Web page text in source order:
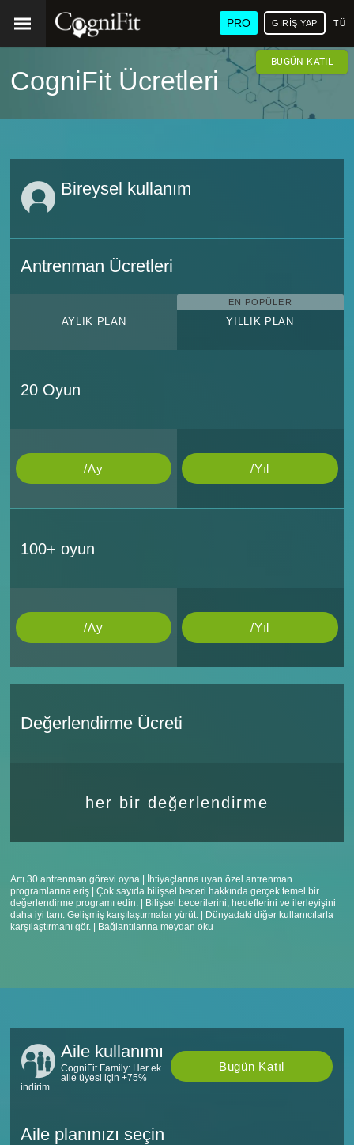
PRO GIRIŞ YAP
BUGÜN KATIL
CogniFit Ücretleri
Bireysel kullanım
Antrenman Ücretleri
AYLIK PLAN
EN POPÜLER
YILLIK PLAN
20 Oyun
/Ay /Yıl
100+ oyun
/Ay /Yıl
Değerlendirme Ücreti
her bir değerlendirme
Artı 30 antrenman görevi oyna | İhtiyaçlarına uyan özel antrenman
programlarına eriş | Çok sayıda bilişsel beceri hakkında gerçek temel bir
değerlendirme programı edin. | Bilişsel becerilerini, hedeflerini ve ilerleyişini
daha iyi tanı. Gelişmiş karşılaştırmalar yürüt. | Dünyadaki diğer kullanıcılarla
karşılaştırmanı gör. | Bağlantılarına meydan oku
Aile kullanımı
Bugün Katıl
CogniFit Family: Her ek
aile üyesi için +75%
indirim
Aile planınızı seçin